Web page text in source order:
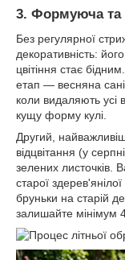
3. Формуюча та
Без регулярної
декоративність:
цвітіння стає
етап — весняна
коли видаляють усі
кущу форму кулі.
Другий,
відцвітання (у
зелених листочків.
старої
бруньки на старій
залишайте мінімум